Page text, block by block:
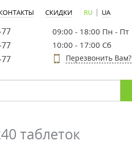
СКИДКИ RU | UA
09:00 - 18:00 Пн - Пт
10:00 - 17:00 Сб
Перезвонить Вам?
таблеток